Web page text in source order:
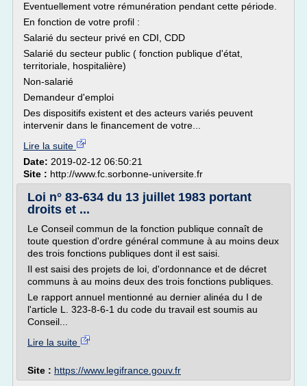
Eventuellement votre rémunération pendant cette période.
En fonction de votre profil :
Salarié du secteur privé en CDI, CDD
Salarié du secteur public ( fonction publique d'état,
territoriale, hospitalière)
Non-salarié
Demandeur d'emploi
Des dispositifs existent et des acteurs variés peuvent
intervenir dans le financement de votre...
Lire la suite
Date: 2019-02-12 06:50:21
Site : http://www.fc.sorbonne-universite.fr
Loi n° 83-634 du 13 juillet 1983 portant
droits et ...
Le Conseil commun de la fonction publique connaît de
toute question d'ordre général commune à au moins deux
des trois fonctions publiques dont il est saisi.
Il est saisi des projets de loi, d'ordonnance et de décret
communs à au moins deux des trois fonctions publiques.
Le rapport annuel mentionné au dernier alinéa du I de
l'article L. 323-8-6-1 du code du travail est soumis au
Conseil...
Lire la suite
Site : https://www.legifrance.gouv.fr